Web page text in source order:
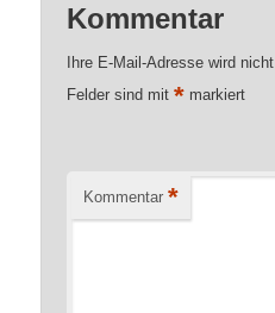
Kommentar
Ihre E-Mail-Adresse wird
Felder sind mit* markiert
Kommentar *